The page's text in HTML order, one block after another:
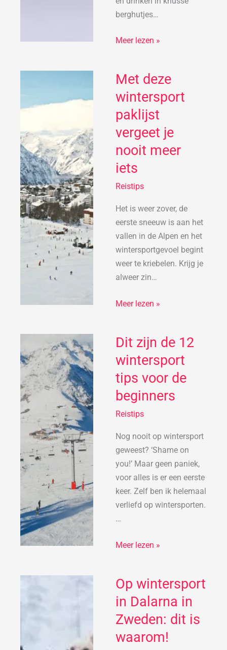
berghutjes…
Meer lezen »
Met deze
wintersport
paklijst
vergeet je
nooit meer
iets
Reistips
Het is weer zover, de
eerste sneeuw is aan het
vallen in de Alpen en het
wintersportgevoel begint
weer te kriebelen. Krijg je
alweer zin…
Met
deze
wintersport
paklijst
vergeet
je
meer
iets
Meer lezen »
Dit zijn de 12
wintersport
tips voor de
beginners
Reistips
Nog nooit op wintersport
geweest? ‘Shame on
you!’ Maar geen paniek,
voor alles is er een eerste
keer. Zelf ben ik helemaal
verliefd op wintersporten.
…
Dit
zijn
de
12
wintersport
tips
de
beginners
Meer lezen »
Op wintersport
in Dalarna in
Zweden: dit is
waarom!
Op
wintersport
in
Dalarna
in